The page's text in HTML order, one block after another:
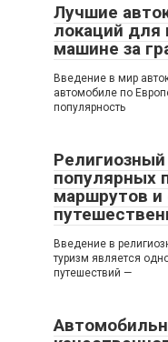
Лучшие
локаций для
машине за
Введение в мир
автомобиле по
популярность
популярных
маршрутов и
Введение в
туризм является
путешествий —